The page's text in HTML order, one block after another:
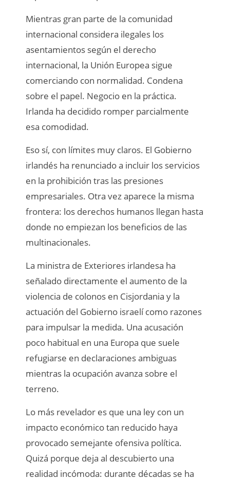
Mientras gran parte de la comunidad
internacional considera ilegales los
asentamientos según el derecho
internacional, la Unión Europea sigue
comerciando con normalidad. Condena
sobre el papel. Negocio en la práctica.
Irlanda ha decidido romper parcialmente
esa comodidad.
Eso sí, con límites muy claros. El Gobierno
irlandés ha renunciado a incluir los servicios
en la prohibición tras las presiones
empresariales. Otra vez aparece la misma
frontera: los derechos humanos llegan hasta
donde no empiezan los beneficios de las
multinacionales.
La ministra de Exteriores irlandesa ha
señalado directamente el aumento de la
violencia de colonos en Cisjordania y la
actuación del Gobierno israelí como razones
para impulsar la medida. Una acusación
poco habitual en una Europa que suele
refugiarse en declaraciones ambiguas
mientras la ocupación avanza sobre el
terreno.
Lo más revelador es que una ley con un
impacto económico tan reducido haya
provocado semejante ofensiva política.
Quizá porque deja al descubierto una
realidad incómoda: durante décadas se ha